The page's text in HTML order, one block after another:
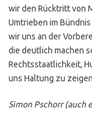
wir den Rücktritt von
Umtrieben im
wir uns an der
die deutlich machen
Rechtsstaatlichkeit,
uns Haltung zu
Simon Pschorr